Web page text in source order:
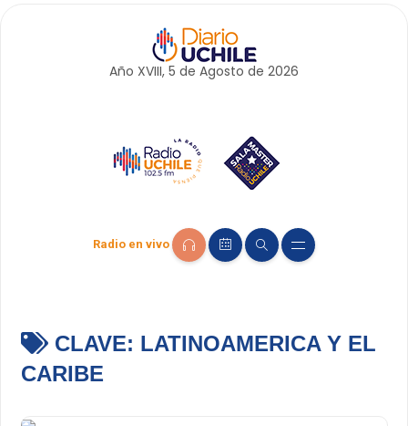
Año XVIII, 5 de Agosto de 2026
Radio en vivo
CLAVE: LATINOAMERICA Y EL
CARIBE